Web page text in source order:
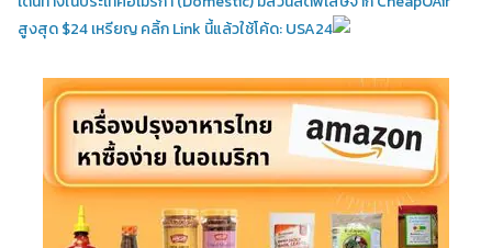
สูงสุด $24 เหรียญ คลิ้ก Link นี้แล้วใช้โค้ด: USA24